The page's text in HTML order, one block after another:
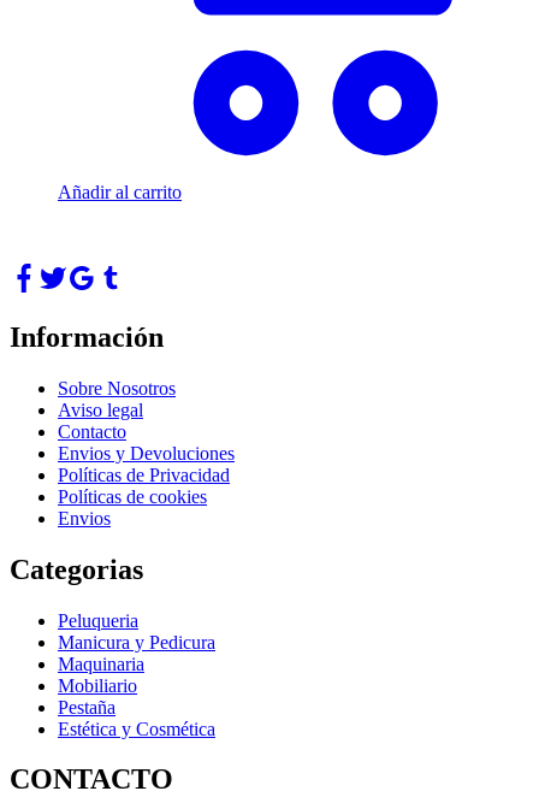
Añadir al carrito
Información
Sobre Nosotros
Aviso legal
Contacto
Envios y Devoluciones
Políticas de Privacidad
Políticas de cookies
Envios
Categorias
Peluqueria
Manicura y Pedicura
Maquinaria
Mobiliario
Pestaña
Estética y Cosmética
CONTACTO